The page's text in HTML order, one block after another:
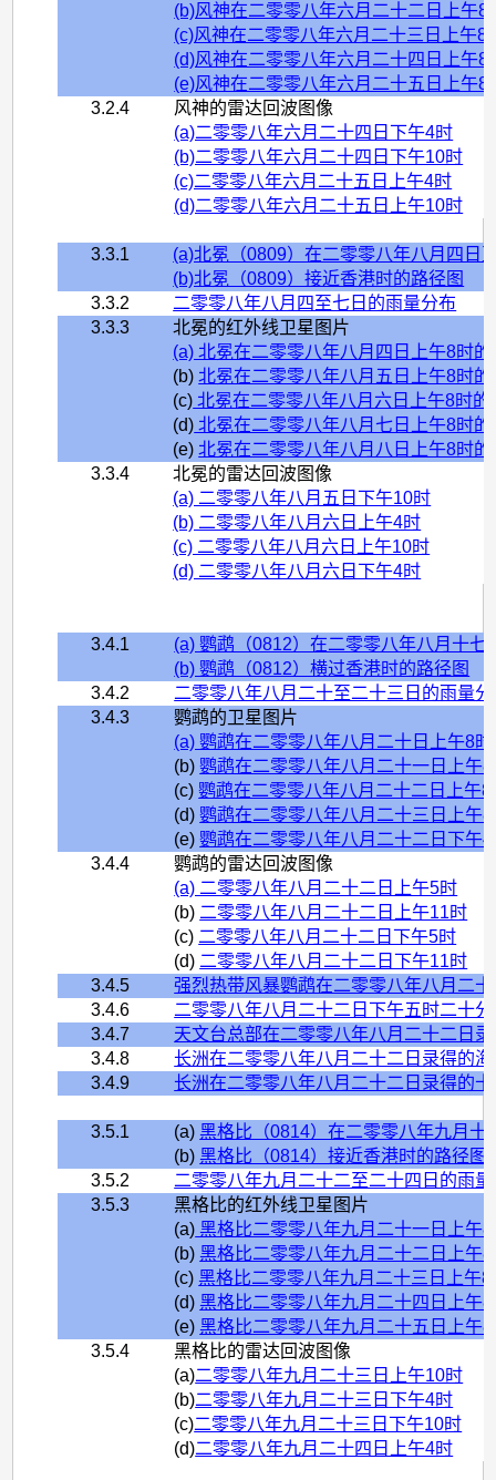
(b)风神在二零零八年六月二十二日上午8
(c)风神在二零零八年六月二十三日上午8
(d)风神在二零零八年六月二十四日上午8
(e)风神在二零零八年六月二十五日上午8
3.2.4
风神的雷达回波图像
(a)二零零八年六月二十四日下午4时
(b)二零零八年六月二十四日下午10时
(c)二零零八年六月二十五日上午4时
(d)二零零八年六月二十五日上午10时
3.3.1
(a)北冕（0809）在二零零八年八月四日
(b)北冕（0809）接近香港时的路径图
3.3.2
二零零八年八月四至七日的雨量分布
3.3.3
北冕的红外线卫星图片
(a) 北冕在二零零八年八月四日上午8时
(b)北冕在二零零八年八月五日上午8时
(c) 北冕在二零零八年八月六日上午8时
(d) 北冕在二零零八年八月七日上午8时
(e)北冕在二零零八年八月八日上午8时
3.3.4
北冕的雷达回波图像
(a) 二零零八年八月五日下午10时
(b) 二零零八年八月六日上午4时
(c) 二零零八年八月六日上午10时
(d) 二零零八年八月六日下午4时
3.4.1
(a) 鹦鹉（0812）在二零零八年八月十七
(b) 鹦鹉（0812）横过香港时的路径图
3.4.2
二零零八年八月二十至二十三日的雨量
3.4.3
鹦鹉的卫星图片
(a) 鹦鹉在二零零八年八月二十日上午8
(b)鹦鹉在二零零八年八月二十一日上午
(c)鹦鹉在二零零八年八月二十二日上午
(d)鹦鹉在二零零八年八月二十三日上午
(e)鹦鹉在二零零八年八月二十二日下午
3.4.4
鹦鹉的雷达回波图像
(a) 二零零八年八月二十二日上午5时
(b) 二零零八年八月二十二日上午11时
(c) 二零零八年八月二十二日下午5时
(d) 二零零八年八月二十二日下午11时
3.4.5
强烈热带风暴鹦鹉在二零零八年八月二
3.4.6
二零零八年八月二十二日下午五时二十
3.4.7
天文台总部在二零零八年八月二十二日
3.4.8
长洲在二零零八年八月二十二日录得的
3.4.9
长洲在二零零八年八月二十二日录得的
3.5.1 (a) 黑格比（0814）在二零零八年九月十
(b) 黑格比（0814）接近香港时的路径图
3.5.2
二零零八年九月二十二至二十四日的雨
3.5.3
黑格比的红外线卫星图片
(a) 黑格比二零零八年九月二十一日上午
(b) 黑格比二零零八年九月二十二日上午
(c) 黑格比二零零八年九月二十三日上午
(d) 黑格比二零零八年九月二十四日上午
(e) 黑格比二零零八年九月二十五日上午
3.5.4
黑格比的雷达回波图像
(a)二零零八年九月二十三日上午10时
(b)二零零八年九月二十三日下午4时
(c)二零零八年九月二十三日下午10时
(d)二零零八年九月二十四日上午4时